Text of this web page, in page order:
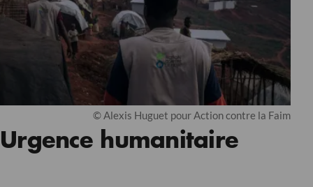
© Alexis Huguet pour Action contre la Faim
Urgence humanitaire